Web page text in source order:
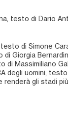
testo di Dario
di Simone
di Giorgia
di Massimiliano
degli uomini,
renderà gli stadi